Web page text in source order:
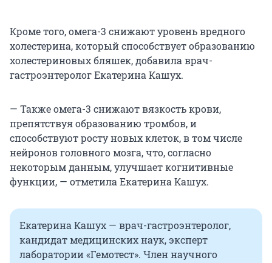
Кроме того, омега-3 снижают уровень вредного
холестерина, который способствует образованию
холестериновых бляшек, добавила врач-
гастроэнтеролог Екатерина Кашух.
— Также омега-3 снижают вязкость крови,
препятствуя образованию тромбов, и
способствуют росту новых клеток, в том числе
нейронов головного мозга, что, согласно
некоторым данным, улучшает когнитивные
функции, — отметила Екатерина Кашух.
Екатерина Кашух — врач-гастроэнтеролог,
кандидат медицинских наук, эксперт
лаборатории «Гемотест». Член научного